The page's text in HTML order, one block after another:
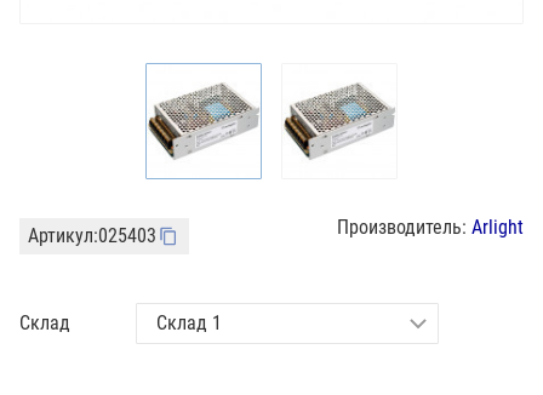
Артикул:025403 Производитель: Arlight
Склад